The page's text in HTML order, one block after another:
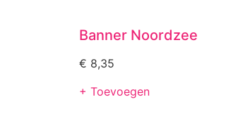
Banner Noordzee
€ 8,35
+ Toevoegen